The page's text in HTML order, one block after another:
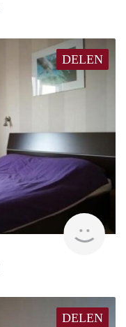
DELEN
DELEN